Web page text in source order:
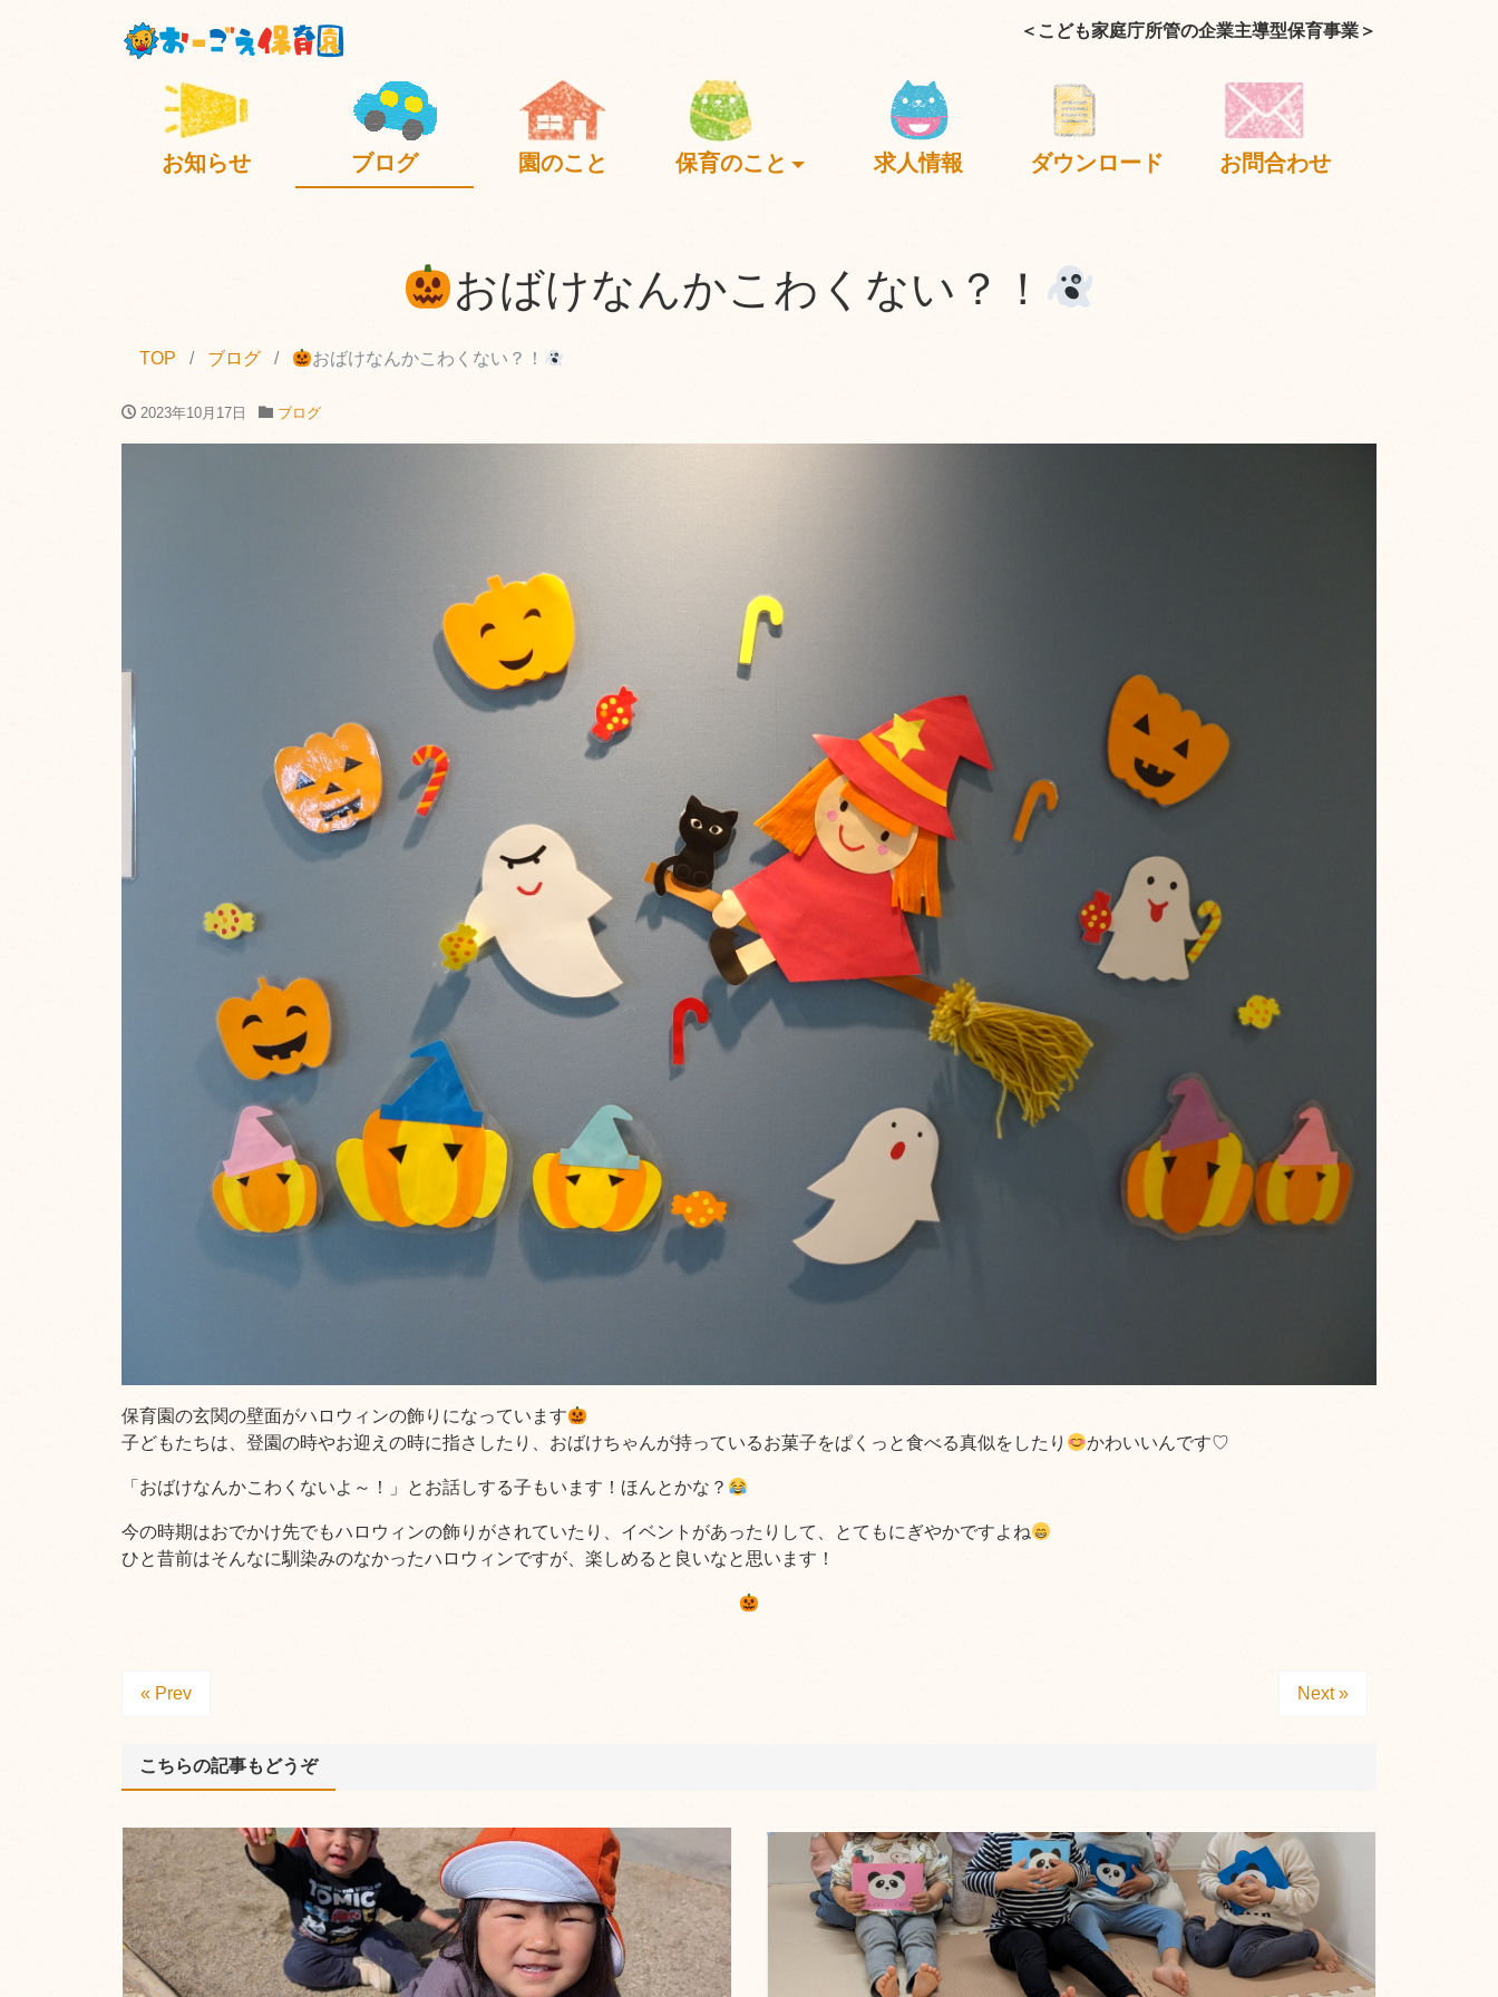
＜こども家庭庁所管の企業主導型保育事業＞
お知らせ ブログ 園のこと 保育のこと 求人情報 ダウンロード お問合わせ
おばけなんかこわくない？！
TOP ブログ おばけなんかこわくない？！
2023年10月17日 ブログ
保育園の玄関の壁面がハロウィンの飾りになっています
子どもたちは、登園の時やお迎えの時に指さしたり、おばけちゃんが持っているお菓子をぱくっと食べる真似をしたり
かわいいんです♡
「おばけなんかこわくないよ～！」とお話しする子もいます！ほんとかな？
今の時期はおでかけ先でもハロウィンの飾りがされていたり、イベントがあったりして、とてもにぎやかですよね
ひと昔前はそんなに馴染みのなかったハロウィンですが、楽しめると良いなと思います！
« Prev Next »
こちらの記事もどうぞ